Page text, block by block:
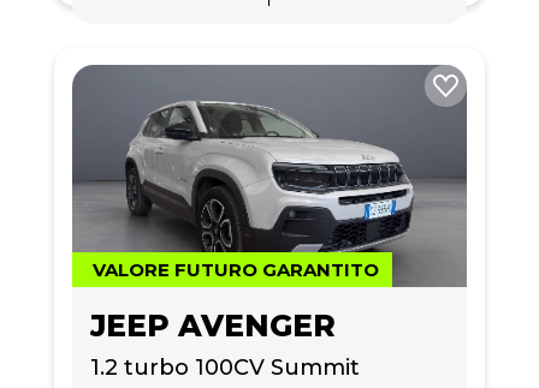
VALORE FUTURO GARANTITO
JEEP AVENGER
1.2 turbo 100CV Summit